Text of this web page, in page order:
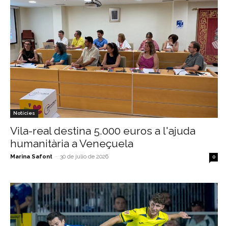
Notícies
Vila-real destina 5.000 euros a l'ajuda
humanitària a Veneçuela
Marina Safont - 30 de julio de 2026 0